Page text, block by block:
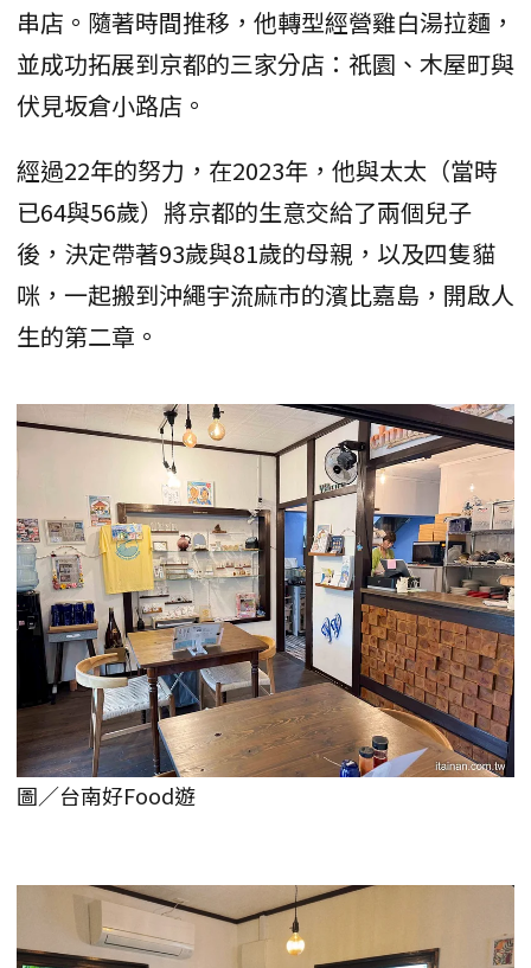
串店。隨著時間推移，他轉型經營雞白湯拉麵，
並成功拓展到京都的三家分店：祇園、木屋町與
伏見坂倉小路店。
經過22年的努力，在2023年，他與太太（當時
已64與56歲）將京都的生意交給了兩個兒子
後，決定帶著93歲與81歲的母親，以及四隻貓
咪，一起搬到沖繩宇流麻市的濱比嘉島，開啟人
生的第二章。
圖／台南好Food遊